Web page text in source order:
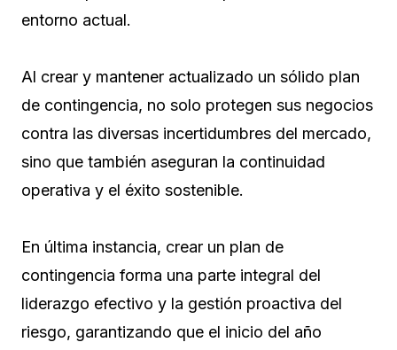
entorno actual.
Al crear y mantener actualizado un sólido plan
de contingencia, no solo protegen sus negocios
contra las diversas incertidumbres del mercado,
sino que también aseguran la continuidad
operativa y el éxito sostenible.
En última instancia, crear un plan de
contingencia forma una parte integral del
liderazgo efectivo y la gestión proactiva del
riesgo, garantizando que el inicio del año